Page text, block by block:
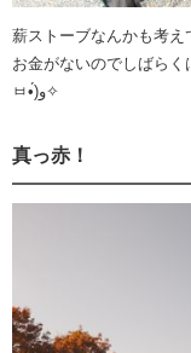
薪ストーブなんかも考え
お金がないのでしばら
ㅂ•́)و✧
真っ赤！